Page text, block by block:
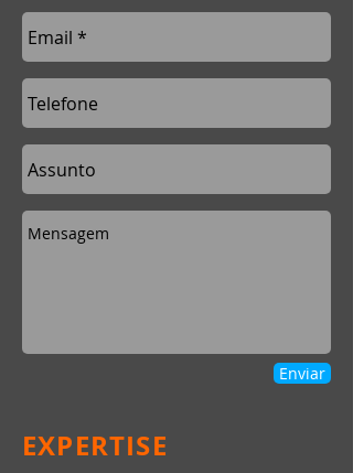
Enviar
EXPERTISE